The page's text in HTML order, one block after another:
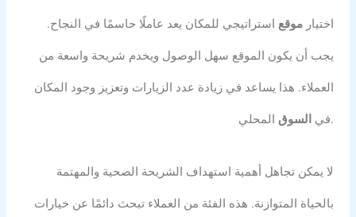
اختيار موقع استراتيجي للمكان يعد عاملًا حاسمًا في النجاح.
يجب أن يكون الموقع سهل الوصول ويخدم شريحة واسعة من
العملاء. هذا يساعد في زيادة عدد الزيارات وتعزيز وجود المكان
في السوق المحلي.
لا يمكن تجاهل أهمية استهداف الشريحة الصحية والمهتمة
بالحياة المتوازنة. هذه الفئة من العملاء تبحث دائمًا عن خيارات